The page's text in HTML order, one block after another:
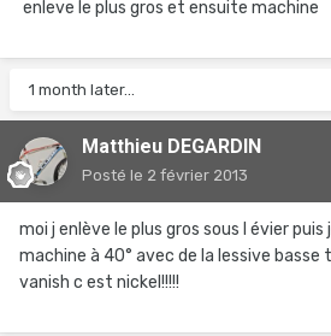
enleve le plus gros et ensuite machine
1 month later...
Matthieu DEGARDIN
Posté le 2 février 2013
moi j enlève le plus gros sous l évier
machine à 40° avec de la lessive
vanish c est nickel!!!!!